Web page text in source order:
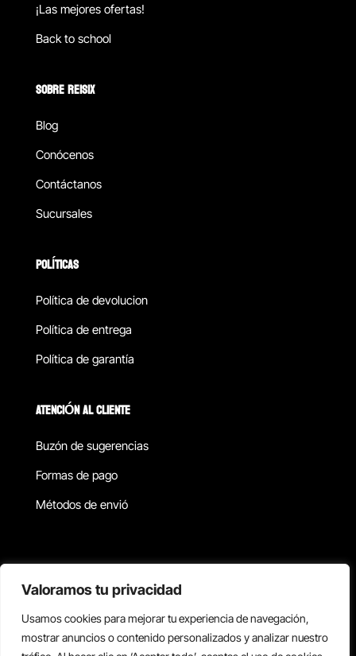
Valoramos tu privacidad
Usamos cookies para mejorar tu experiencia de navegación,
mostrar anuncios o contenido personalizados y analizar nuestro
¡Las mejores ofertas!
Back to school
SOBRE REISIX
Blog
Conócenos
Contáctanos
Sucursales
POLÍTICAS
Política de devolucion
Política de entrega
Política de garantía
ATENCIÓN AL CLIENTE
Buzón de sugerencias
Formas de pago
Métodos de envió
Copyright © 2026 Reisix. Todos los derechos reservados.